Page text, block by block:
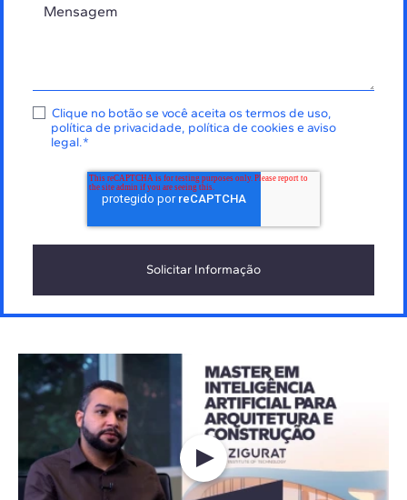
Clique no botão se você aceita os termos de uso,
política de privacidade, política de cookies e aviso
legal.*